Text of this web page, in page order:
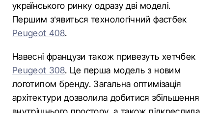
українського ринку одразу дві моделі.
Першим з’явиться технологічний фастбек
Peugeot 408.
Навесні французи також привезуть хетчбек
Peugeot 308. Це перша модель з новим
логотипом бренду. Загальна оптимізація
архітектури дозволила добитися збільшення